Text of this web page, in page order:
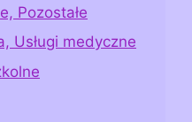
Pozostałe
Usługi medyczne